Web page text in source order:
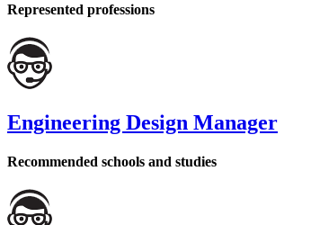
Represented professions
Engineering Design Manager
Recommended schools and studies